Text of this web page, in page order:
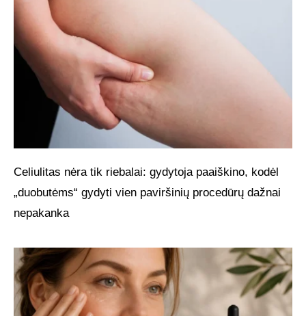
Celiulitas nėra tik riebalai: gydytoja paaiškino, kodėl
„duobutėms“ gydyti vien paviršinių procedūrų dažnai
nepakanka